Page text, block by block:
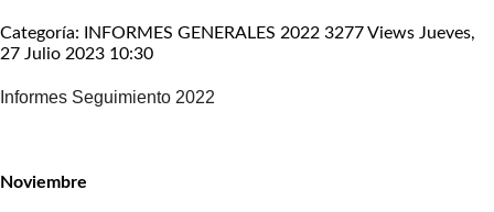
Categoría: INFORMES GENERALES 2022 3277 Views Jueves,
27 Julio 2023 10:30
Informes Seguimiento 2022
Noviembre